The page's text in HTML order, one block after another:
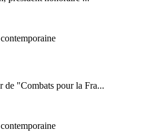
"Combats pour la Fra...